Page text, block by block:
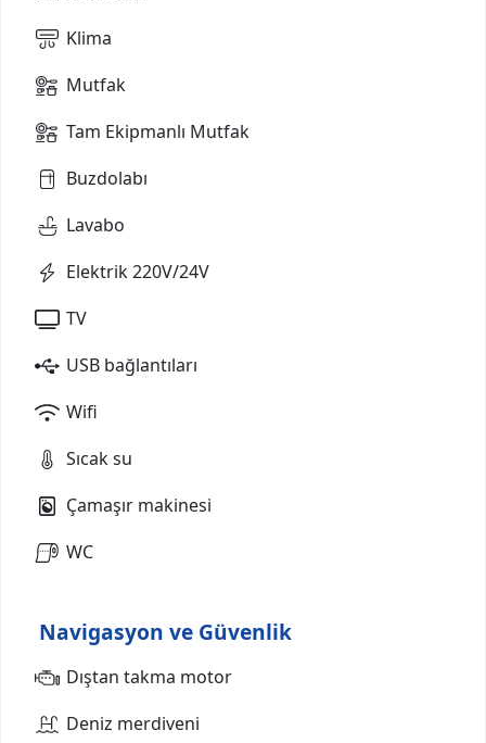
Klima
Mutfak
Tam Ekipmanlı Mutfak
Buzdolabı
Lavabo
Elektrik 220V/24V
TV
USB bağlantıları
Wifi
Sıcak su
Çamaşır makinesi
WC
Navigasyon ve Güvenlik
Dıştan takma motor
Deniz merdiveni